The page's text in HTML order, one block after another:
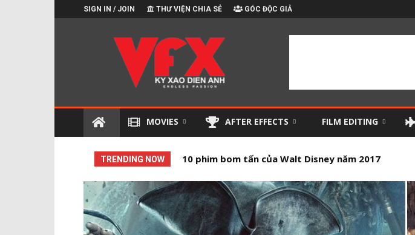
SIGN IN / JOIN THƯ VIỆN CHIA SẺ GÓC ĐỘC GIẢ
MOVIES AFTER EFFECTS FILM EDITING
TRENDING NOW 10 phim bom tấn của Walt Disney năm 2017
10 Phim có kỹ xảo điện ảnh xuất sắc nhất 2016 (P2)